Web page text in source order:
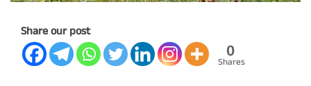
Share our post
0
Shares